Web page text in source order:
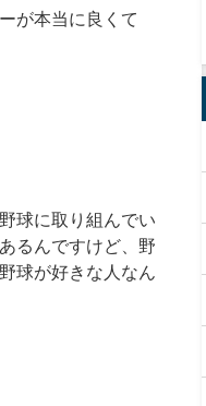
が本当に良くて
球に取り組んでい
るんですけど、野
球が好きな人なん